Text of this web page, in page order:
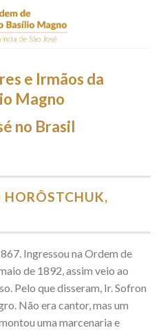
e Irmãos da
Magno
no Brasil
HORÔSTCHUK,
Ingressou na Ordem de
de 1892, assim veio ao
Pelo que disseram, Ir. Sofron
Não era cantor, mas um
uma marcenaria e